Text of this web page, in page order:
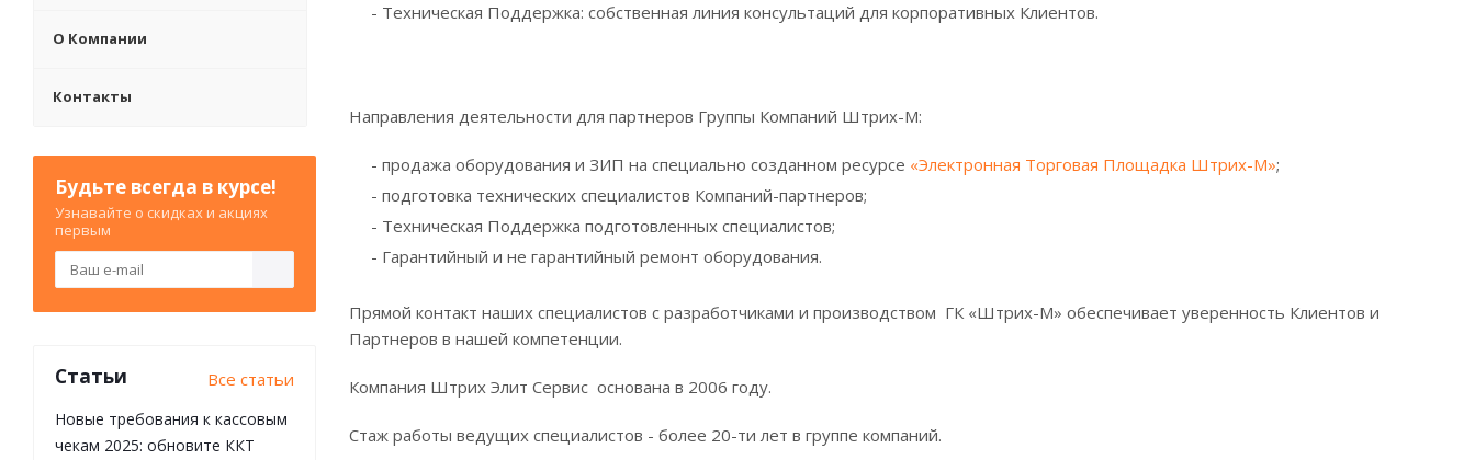
- Техническая Поддержка: собственная линия консультаций для корпоративных Клиентов.
Направления деятельности для партнеров Группы Компаний Штрих-М:
- продажа оборудования и ЗИП на специально созданном ресурсе «Электронная Торговая Площадка Штрих-М»;
- подготовка технических специалистов Компаний-партнеров;
- Техническая Поддержка подготовленных специалистов;
- Гарантийный и не гарантийный ремонт оборудования.
Прямой контакт наших специалистов с разработчиками и производством ГК «Штрих-М» обеспечивает уверенность Клиентов и
Партнеров в нашей компетенции.
Компания Штрих Элит Сервис основана в 2006 году.
Стаж работы ведущих специалистов - более 20-ти лет в группе компаний.
О Компании
Контакты
Будьте всегда в курсе!
Узнавайте о скидках и акциях
первым
Статьи Все статьи
Новые требования к кассовым
чекам 2025: обновите ККТ